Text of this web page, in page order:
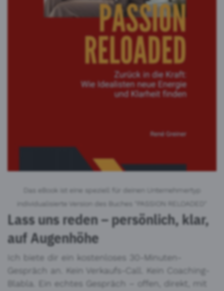
Das eBook ist eine speziell für deinen Unternehmertyp
individualisierte Version des Buches "PASSION RELOADED"
Lass uns reden – persönlich, klar,
auf Augenhöhe
Ich biete dir ein kostenloses 30-Minuten-
Gespräch an. Kein Verkaufs-Call. Kein Coaching-
Blabla. Ein echtes Gespräch – offen, direkt, mit